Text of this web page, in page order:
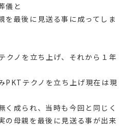
儀と
を最後に見送る事に成ってしま
クノを立ち上げ、それから１年
PKTテクノを立ち上げ現在は現
く成られ、当時も今回と同じく
の母親を最後に見送る事が出来